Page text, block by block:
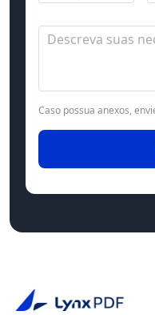
Caso possua anexos,